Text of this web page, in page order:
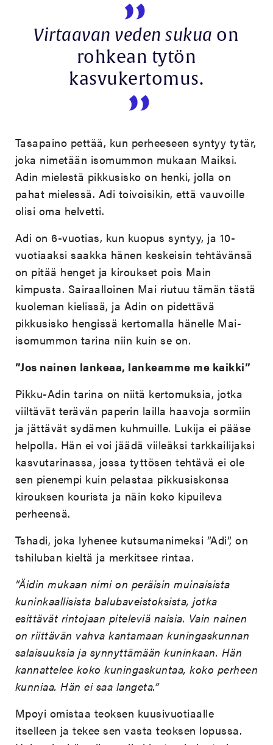
Virtaavan veden sukua on
rohkean tytön
kasvukertomus.
Tasapaino pettää, kun perheeseen syntyy tytär,
joka nimetään isomummon mukaan Maiksi.
Adin mielestä pikkusisko on henki, jolla on
pahat mielessä. Adi toivoisikin, että vauvoille
olisi oma helvetti.
Adi on 6-vuotias, kun kuopus syntyy, ja 10-
vuotiaaksi saakka hänen keskeisin tehtävänsä
on pitää henget ja kiroukset pois Main
kimpusta. Sairaalloinen Mai riutuu tämän tästä
kuoleman kielissä, ja Adin on pidettävä
pikkusisko hengissä kertomalla hänelle Mai-
isomummon tarina niin kuin se on.
”Jos nainen lankeaa, lankeamme me kaikki”
Pikku-Adin tarina on niitä kertomuksia, jotka
viiltävät terävän paperin lailla haavoja sormiin
ja jättävät sydämen kuhmuille. Lukija ei pääse
helpolla. Hän ei voi jäädä viileäksi tarkkailijaksi
kasvutarinassa, jossa tyttösen tehtävä ei ole
sen pienempi kuin pelastaa pikkusiskonsa
kirouksen kourista ja näin koko kipuileva
perheensä.
Tshadi, joka lyhenee kutsumanimeksi ”Adi”, on
tshiluban kieltä ja merkitsee rintaa.
”Äidin mukaan nimi on peräisin muinaisista
kuninkaallisista balubaveistoksista, jotka
esittävät rintojaan piteleviä naisia. Vain nainen
on riittävän vahva kantamaan kuningaskunnan
salaisuuksia ja synnyttämään kuninkaan. Hän
kannattelee koko kuningaskuntaa, koko perheen
kunniaa. Hän ei saa langeta.”
Mpoyi omistaa teoksen kuusivuotiaalle
itselleen ja tekee sen vasta teoksen lopussa.